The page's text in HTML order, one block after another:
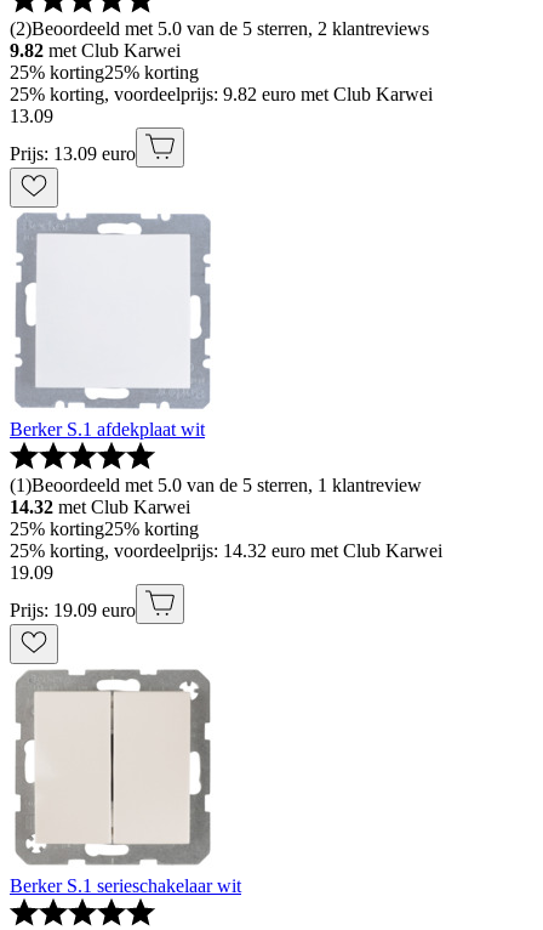
(2)Beoordeeld met 5.0 van de 5 sterren, 2 klantreviews
9.82 met Club Karwei
25% korting25% korting
25% korting, voordeelprijs: 9.82 euro met Club Karwei
13.09
Prijs: 13.09 euro
Berker S.1 afdekplaat wit
(1)Beoordeeld met 5.0 van de 5 sterren, 1 klantreview
14.32 met Club Karwei
25% korting25% korting
25% korting, voordeelprijs: 14.32 euro met Club Karwei
19.09
Prijs: 19.09 euro
Berker S.1 serieschakelaar wit